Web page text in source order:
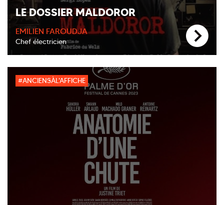
LE DOSSIER MALDOROR
EMILIEN FAROUDJA
Chef électricien
#ANCIENSÀL'AFFICHE